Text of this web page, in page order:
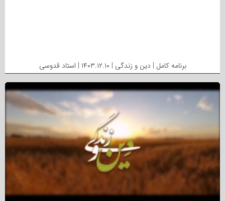
برنامه کامل | دین و زندگی | ۱۴۰۳.۱۲.۱۰ | استاد قدوسی